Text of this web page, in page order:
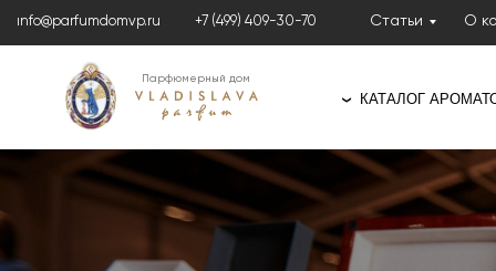
+7 (499) 409-30-70
info@parfumdomvp.ru
❯ КАТАЛОГ
Статьи
Парфюмерный дом
О